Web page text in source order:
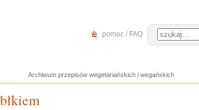
pomoc / FAQ
Archiwum przepisów wegetariańskich i wegańskich